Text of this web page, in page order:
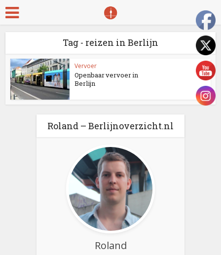
Tag - reizen in Berlijn
Vervoer
Openbaar vervoer in
Berlijn
Roland – Berlijnoverzicht.nl
Roland